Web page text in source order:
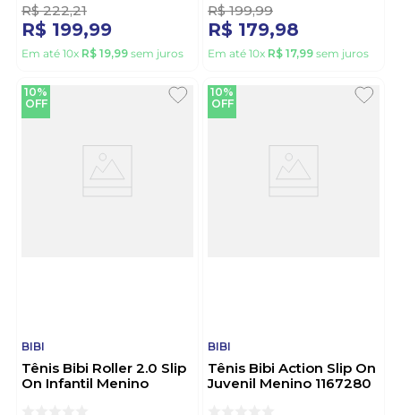
R$ 222,21
R$ 199,99
Em até 10x R$ 19,99 sem juros
R$ 199,99
R$ 179,98
Em até 10x R$ 17,99 sem juros
10%
OFF
BIBI
Tênis Bibi Roller 2.0 Slip
On Infantil Menino
10%
OFF
BIBI
Tênis Bibi Action Slip On
Juvenil Menino 1167280